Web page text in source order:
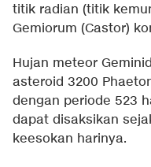
titik radian (titik
Gemiorum (Castor)
Hujan meteor
asteroid 3200
dengan periode 523
dapat disaksikan
keesokan harinya.